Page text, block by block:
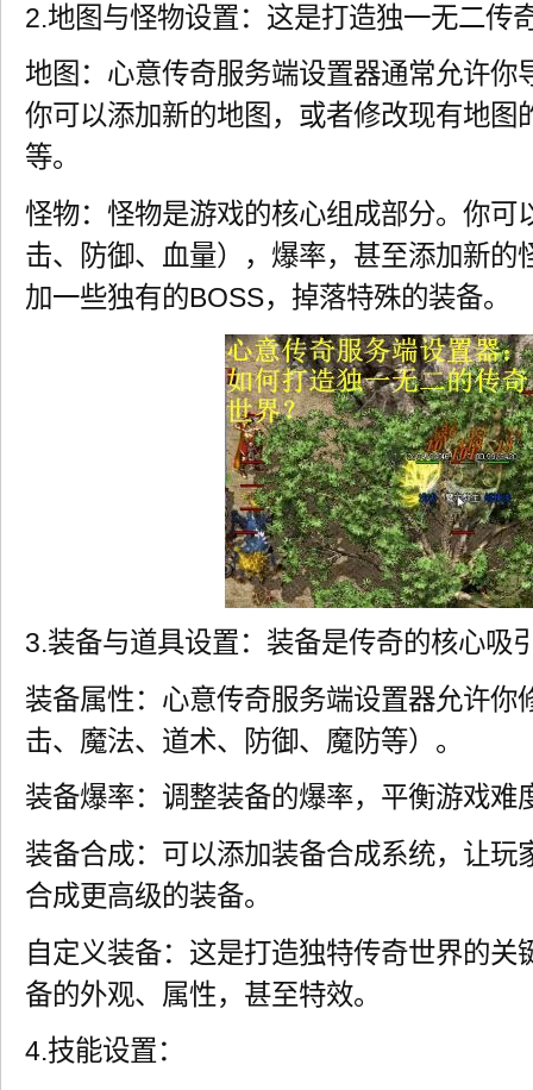
2.地图与怪物设置：这是打造独一无二传
地图：心意传奇服务端设置器通常允许你
你可以添加新的地图，或者修改现有地图
等。
怪物：怪物是游戏的核心组成部分。你可
击、防御、血量），爆率，甚至添加新的
加一些独有的BOSS，掉落特殊的装备。
3.装备与道具设置：装备是传奇的核心吸
装备属性：心意传奇服务端设置器允许你
击、魔法、道术、防御、魔防等）。
装备爆率：调整装备的爆率，平衡游戏难
装备合成：可以添加装备合成系统，让玩
合成更高级的装备。
自定义装备：这是打造独特传奇世界的关
备的外观、属性，甚至特效。
4.技能设置：